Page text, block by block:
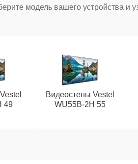
модель вашего устройства и
49
Видеостены Vestel
WU55B-2H 55